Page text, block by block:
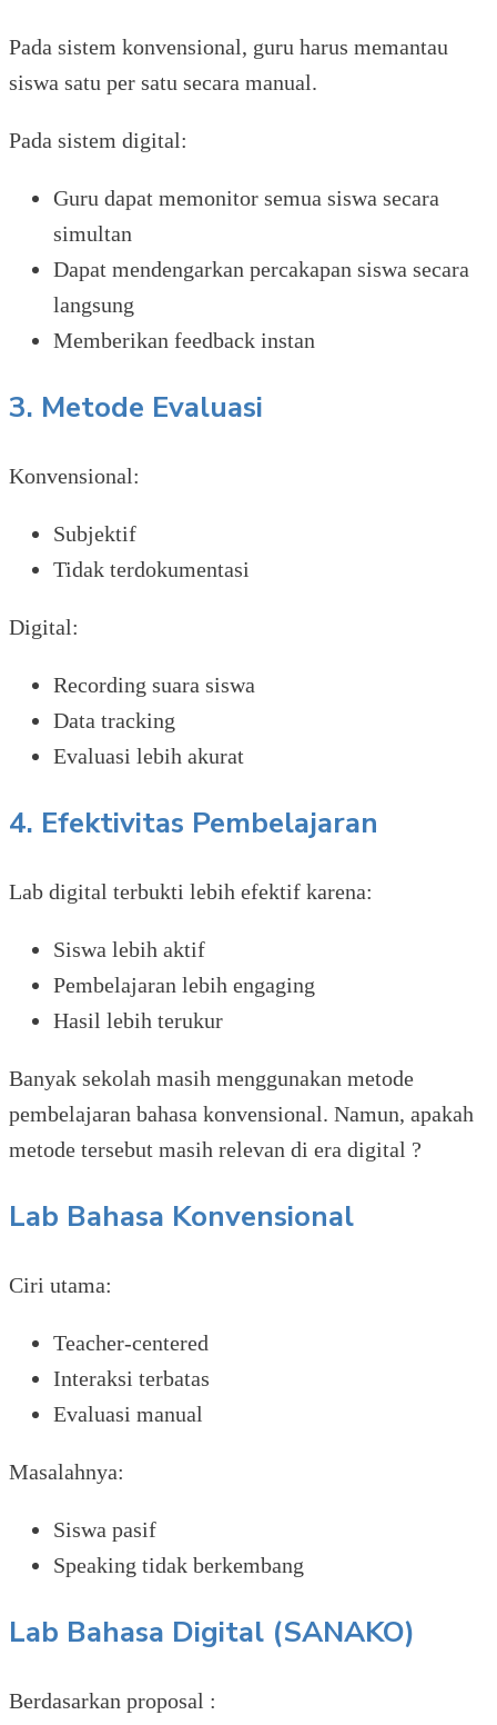
Pada sistem konvensional, guru harus memantau
siswa satu per satu secara manual.
Pada sistem digital:
Guru dapat memonitor semua siswa secara
simultan
Dapat mendengarkan percakapan siswa secara
langsung
Memberikan feedback instan
3. Metode Evaluasi
Konvensional:
Subjektif
Tidak terdokumentasi
Digital:
Recording suara siswa
Data tracking
Evaluasi lebih akurat
4. Efektivitas Pembelajaran
Lab digital terbukti lebih efektif karena:
Siswa lebih aktif
Pembelajaran lebih engaging
Hasil lebih terukur
Banyak sekolah masih menggunakan metode
pembelajaran bahasa konvensional. Namun, apakah
metode tersebut masih relevan di era digital ?
Lab Bahasa Konvensional
Ciri utama:
Teacher-centered
Interaksi terbatas
Evaluasi manual
Masalahnya:
Siswa pasif
Speaking tidak berkembang
Lab Bahasa Digital (SANAKO)
Berdasarkan proposal :